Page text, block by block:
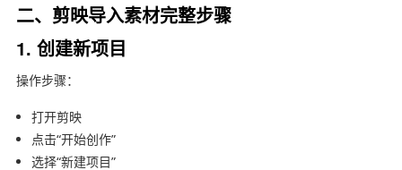
二、剪映导入素材完整步骤
1. 创建新项目
操作步骤：
打开剪映
点击“开始创作”
选择“新建项目”